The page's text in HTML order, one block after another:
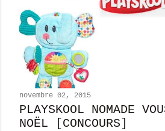
novembre 02, 2015
PLAYSKOOL NOMADE
NOËL [CONCOURS]